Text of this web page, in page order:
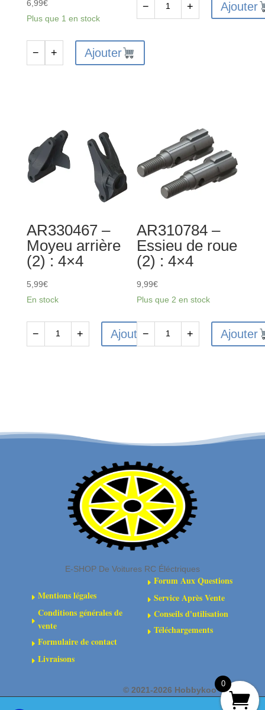
6,99€
Plus que 1 en stock
joints
toriques
pour
composites
(2
amortisseurs)
− + Ajouter
AR310875
BLX
− + Ajouter
AR330467 –
Moyeu arrière
(2) : 4×4
5,99€
En stock
(2)
− + Ajouter
AR310784 –
Essieu de roue
(2) : 4×4
9,99€
Plus que 2 en stock
(2)
:
4x4
− + Ajouter
E-SHOP De Voitures RC Éléctriques
EMentions légales
E
Conditions générales de
vente
EFormulaire de contact
ELivraisons
E Forum Aux Questions
E Service Après Vente
E Conseils d'utilisation
E Téléchargements
©2021-2026 Hobbykoo
0